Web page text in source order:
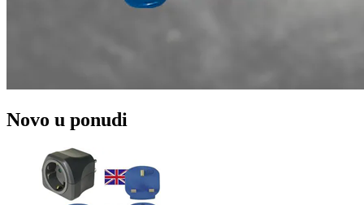
Novo u ponudi